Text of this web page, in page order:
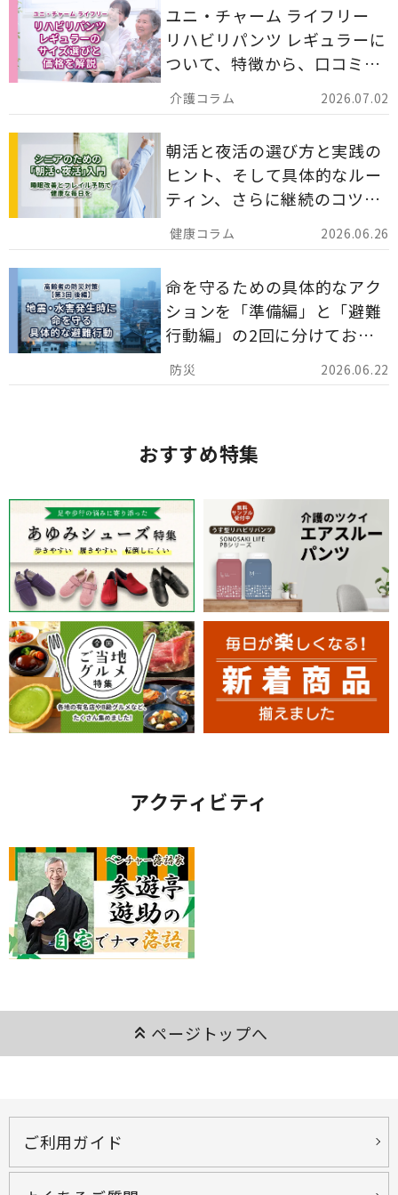
2026.07.02
ユニ・チャーム ライフリー
リハビリパンツ レギュラーに
ついて、特徴から、口コミ、
災害備蓄としての活用法まで
分かりやすく解説します。
2026.06.26
朝活と夜活の選び方と実践の
ヒント、そして具体的なルー
ティン、さらに継続のコツま
でを詳しくご紹介します。
2026.06.22
命を守るための具体的なアク
ションを「準備編」と「避難
行動編」の2回に分けてお届
けしています。
おすすめ特集
アクティビティ
keyboard_double_arrow_up ページトップへ
ご利用ガイド